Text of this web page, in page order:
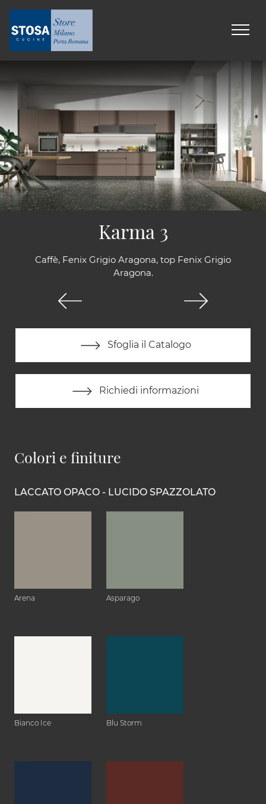
Caffè, Fenix Grigio Aragona, top Fenix Grigio
Aragona.
Sfoglia il Catalogo
Richiedi informazioni
Karma 3
Colori e finiture
LACCATO OPACO - LUCIDO SPAZZOLATO
Arena Asparago
Bianco Ice Blu Storm